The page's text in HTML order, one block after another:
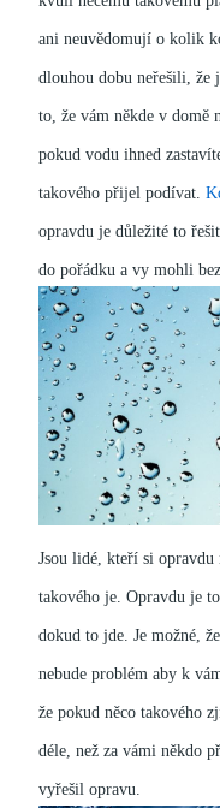
ani neuvědomují o kolik
dlouhou dobu neřešili, že
to, že vám někde v domě
pokud vodu ihned
takového přijel podívat.
opravdu je důležité to
do pořádku a vy mohli
Jsou lidé, kteří si
takového je. Opravdu je
dokud to jde. Je možné,
nebude problém aby k
že pokud něco takového
déle, než za vámi někdo
vyřešil opravu.